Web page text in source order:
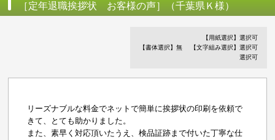
［定年退職挨拶状 お客様の声］（千葉県Ｋ様）
【用紙選択】選択可
【書体選択】無
【文字組み選択】選択可
選択可
リーズナブルな料金でネットで簡単に挨拶状の印刷を依頼で
きて、とても助かりました。
また、素早く対応頂いたうえ、検品証跡まで付いた丁寧な仕